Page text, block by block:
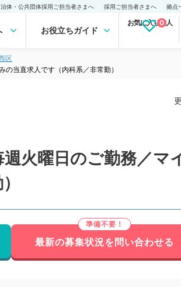
治体・公共団体採用ご担当者さまへ 採用ご担当者さまへ 拠点
お役立ちガイド
お気に入り求人
0
区
当直求人です（内科系／非常勤）
火曜日のご勤務／マ
最新の募集状況を問い合わせる